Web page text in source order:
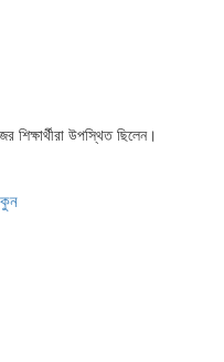
শিক্ষার্থীরা উপস্থিত ছিলেন।